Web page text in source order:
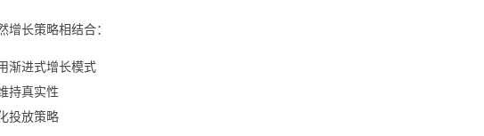
长策略相结合：
渐进式增长模式
持真实性
投放策略